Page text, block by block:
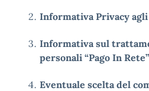
Informativa Privacy
Informativa sul
personali “Pago In Rete”
Eventuale scelta del